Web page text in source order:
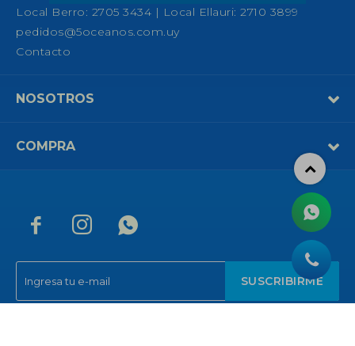
  
SUSCRIBIRME
Local Berro: 2705 3434 | Local Ellauri: 2710 3899
pedidos@5oceanos.com.uy
Contacto
NOSOTROS
COMPRA